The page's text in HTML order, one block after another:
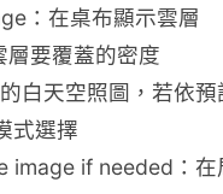
：在桌布顯示雲層
要覆蓋的密度
白天空照圖，若依
式選擇
if needed：在